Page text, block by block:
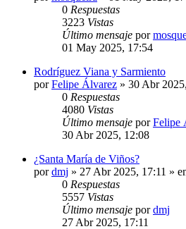
0 Respuestas
3223 Vistas
Último mensaje por
01 May 2025, 17:54
Rodríguez Viana y Sarmiento
porFelipe Álvarez » 30 Abr
0 Respuestas
4080 Vistas
Último mensaje porFelipe
30 Abr 2025, 12:08
¿Santa María de Viños?
pordmj » 27 Abr 2025, 17:11 »
0 Respuestas
5557 Vistas
Último mensaje pordmj
27 Abr 2025, 17:11